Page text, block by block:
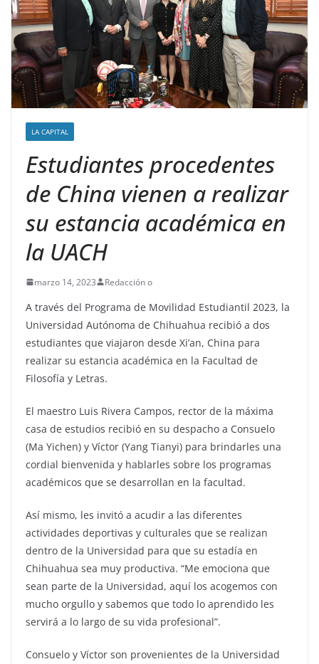
LA CAPITAL
Estudiantes procedentes
de China vienen a realizar
su estancia académica en
la UACH
marzo 14, 2023 Redacción o
A través del Programa de Movilidad Estudiantil 2023, la
Universidad Autónoma de Chihuahua recibió a dos
estudiantes que viajaron desde Xi’an, China para
realizar su estancia académica en la Facultad de
Filosofía y Letras.
El maestro Luis Rivera Campos, rector de la máxima
casa de estudios recibió en su despacho a Consuelo
(Ma Yichen) y Víctor (Yang Tianyi) para brindarles una
cordial bienvenida y hablarles sobre los programas
académicos que se desarrollan en la facultad.
Así mismo, les invitó a acudir a las diferentes
actividades deportivas y culturales que se realizan
dentro de la Universidad para que su estadía en
Chihuahua sea muy productiva. “Me emociona que
sean parte de la Universidad, aquí los acogemos con
mucho orgullo y sabemos que todo lo aprendido les
servirá a lo largo de su vida profesional”.
Consuelo y Víctor son provenientes de la Universidad